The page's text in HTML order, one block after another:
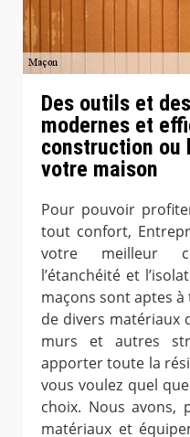
Des outils et
modernes et
construction ou
votre maison
Pour pouvoir
tout confort,
votre meilleur
l’étanchéité et
maçons sont aptes à
de divers matériaux
murs et autres
apporter toute la
vous voulez quel
choix. Nous avons,
matériaux et